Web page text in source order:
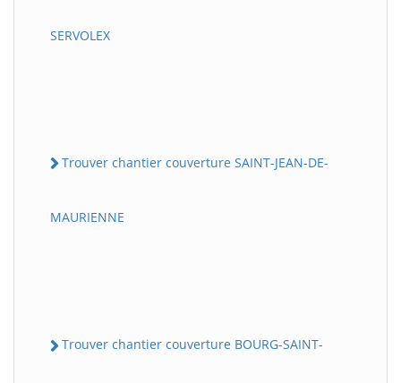
SERVOLEX
Trouver chantier couverture SAINT-JEAN-DE-
MAURIENNE
Trouver chantier couverture BOURG-SAINT-